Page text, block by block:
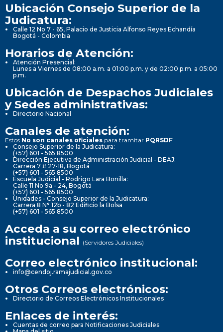
Ubicación Consejo Superior de la
Judicatura:
Calle 12 No 7 - 65, Palacio de Justicia Alfonso Reyes Echandía
Bogotá - Colombia
Horarios de Atención:
Atención Presencial:
Lunes a Viernes de 08:00 a.m. a 01:00 p.m. y de 02:00 p.m. a 05:00
p.m.
Ubicación de Despachos Judiciales
y Sedes administrativas:
Directorio Nacional
Canales de atención:
Estos No son canales oficiales para tramitar PQRSDF
Consejo Superior de la Judicatura:
(+57) 601 - 565 8500
Dirección Ejecutiva de Administración Judicial - DEAJ:
Carrera 7 # 27-18, Bogotá
(+57) 601 - 565 8500
Escuela Judicial - Rodrigo Lara Bonilla:
Calle 11 No 9a - 24, Bogotá
(+57) 601 - 565 8500
Unidades - Consejo Superior de la Judicatura:
Carrera 8 N° 12b - 82 Edificio la Bolsa
(+57) 601 - 565 8500
Acceda a su correo electrónico
institucional (Servidores Judiciales)
Correo electrónico institucional:
info@cendoj.ramajudicial.gov.co
Otros Correos electrónicos:
Directorio de Correos Electrónicos Institucionales
Enlaces de interés:
Cuentas de correo para Notificaciones Judiciales